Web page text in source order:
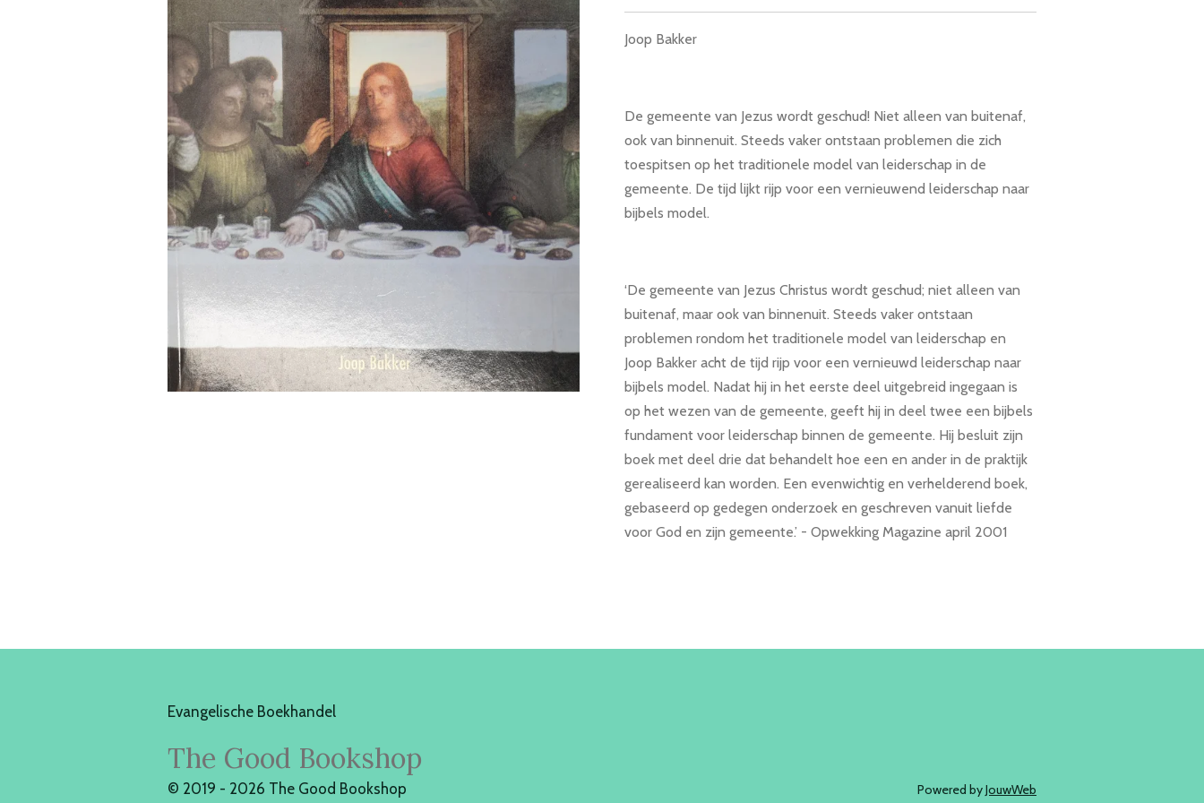
Joop Bakker
De gemeente van Jezus wordt geschud! Niet alleen van buitenaf,
ook van binnenuit. Steeds vaker ontstaan problemen die zich
toespitsen op het traditionele model van leiderschap in de
gemeente. De tijd lijkt rijp voor een vernieuwend leiderschap naar
bijbels model.
‘De gemeente van Jezus Christus wordt geschud; niet alleen van
buitenaf, maar ook van binnenuit. Steeds vaker ontstaan
problemen rondom het traditionele model van leiderschap en
Joop Bakker acht de tijd rijp voor een vernieuwd leiderschap naar
bijbels model. Nadat hij in het eerste deel uitgebreid ingegaan is
op het wezen van de gemeente, geeft hij in deel twee een bijbels
fundament voor leiderschap binnen de gemeente. Hij besluit zijn
boek met deel drie dat behandelt hoe een en ander in de praktijk
gerealiseerd kan worden. Een evenwichtig en verhelderend boek,
gebaseerd op gedegen onderzoek en geschreven vanuit liefde
voor God en zijn gemeente.’ - Opwekking Magazine april 2001
Evangelische Boekhandel
The Good Bookshop
© 2019 - 2026 The Good Bookshop Powered byJouwWeb